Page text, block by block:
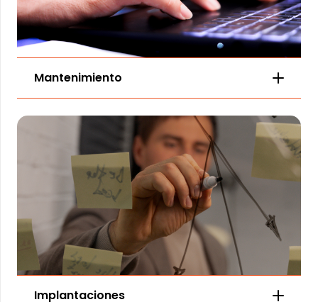
Mantenimiento
Implantaciones